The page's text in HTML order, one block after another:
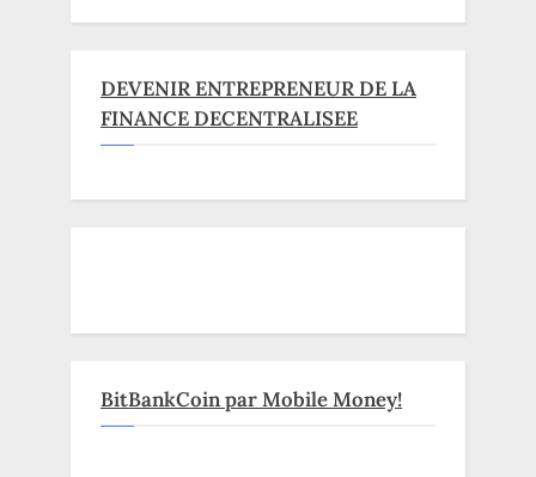
DEVENIR ENTREPRENEUR DE LA
FINANCE DECENTRALISEE
BitBankCoin par Mobile Money!